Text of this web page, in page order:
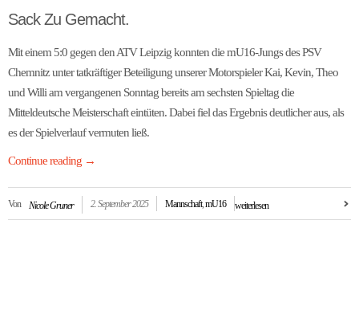
Sack Zu Gemacht.
Mit einem 5:0 gegen den ATV Leipzig konnten die mU16-Jungs des PSV
Chemnitz unter tatkräftiger Beteiligung unserer Motorspieler Kai, Kevin, Theo
und Willi am vergangenen Sonntag bereits am sechsten Spieltag die
Mitteldeutsche Meisterschaft eintüten. Dabei fiel das Ergebnis deutlicher aus, als
es der Spielverlauf vermuten ließ.
Continue reading →
Von Nicole Gruner 2. September 2025 Mannschaft,mU16 weiterlesen